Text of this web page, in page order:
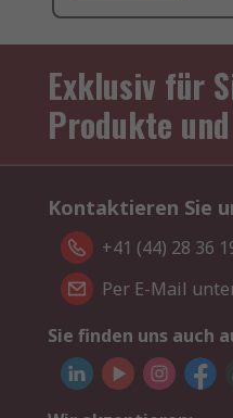
Exklusiv für
Produkte
Kontaktieren Sie
+41 (44) 28 36
Per E-Mail
Sie finden uns auch